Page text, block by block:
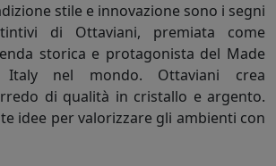
stile e innovazione sono i segni
di Ottaviani, premiata come
storica e protagonista del Made
nel mondo. Ottaviani crea
di qualità in cristallo e argento.
idee per valorizzare gli ambienti con